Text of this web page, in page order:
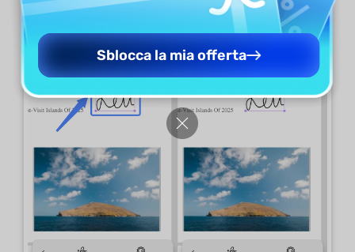
Sblocca la mia offerta